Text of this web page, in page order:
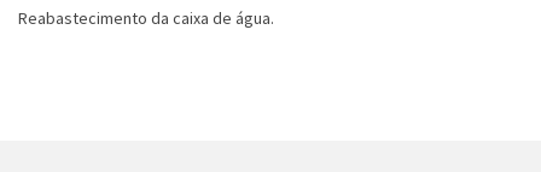
Reabastecimento da caixa de água.